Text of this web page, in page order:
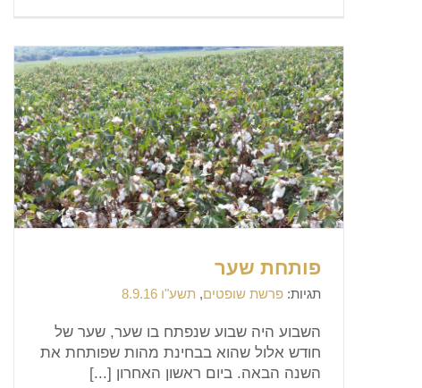
פותחת שער
תגיות: פרשת שופטים, תשע"ו 8.9.16
השבוע היה שבוע שנפתח בו שער, שער של
חודש אלול שהוא בבחינת מהות שפותחת את
השנה הבאה. ביום ראשון האחרון [...]